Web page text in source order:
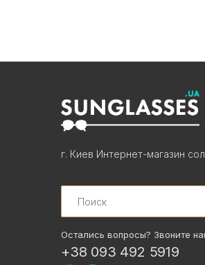
г. Киев Интернет-магазин
Search
Остались вопросы? Звоните
+38 093 492 5919